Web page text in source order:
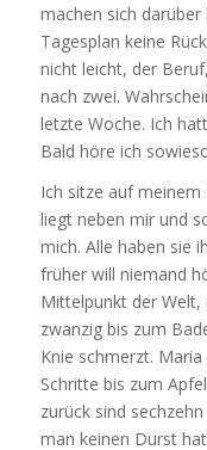
machen sich
Tagesplan keine
nicht leicht, der
nach zwei.
letzte Woche. Ich
Bald höre ich
Ich sitze auf
liegt neben mir und
mich. Alle haben sie
früher will niemand
Mittelpunkt der Welt,
zwanzig bis zum
Knie schmerzt.
Schritte bis zum
zurück sind
man keinen Durst